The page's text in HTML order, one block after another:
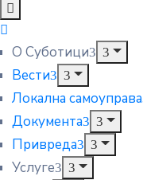
О Суботици
Вести
Локална самоуправа
Документа
Привреда
Услуге